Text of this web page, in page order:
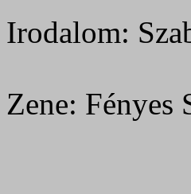
Irodalom:
Zene: Fényes